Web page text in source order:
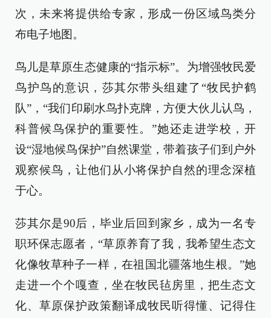
次，未来将提供给专家，形成一份区域鸟类分
布电子地图。
鸟儿是草原生态健康的“指示标”。为增强牧民爱
鸟护鸟的意识，莎其尔带头组建了“牧民护鹤
队”，“我们印刷水鸟扑克牌，方便大伙儿认鸟，
科普候鸟保护的重要性。”她还走进学校，开
设“湿地候鸟保护”自然课堂，带着孩子们到户外
观察候鸟，让他们从小将保护自然的理念深植
于心。
莎其尔是90后，毕业后回到家乡，成为一名专
职环保志愿者，“草原养育了我，我希望生态文
化像牧草种子一样，在祖国北疆落地生根。”她
走进一个个嘎查，坐在牧民毡房里，把生态文
化、草原保护政策翻译成牧民听得懂、记得住